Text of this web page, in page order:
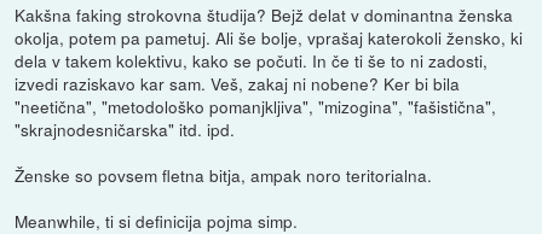
Kakšna faking strokovna študija? Bejž delat v dominantna ženska
okolja, potem pa pametuj. Ali še bolje, vprašaj katerokoli žensko, ki
dela v takem kolektivu, kako se počuti. In če ti še to ni zadosti,
izvedi raziskavo kar sam. Veš, zakaj ni nobene? Ker bi bila
"neetična", "metodološko pomanjkljiva", "mizogina", "fašistična",
"skrajnodesničarska" itd. ipd.
Ženske so povsem fletna bitja, ampak noro teritorialna.
Meanwhile, ti si definicija pojma simp.